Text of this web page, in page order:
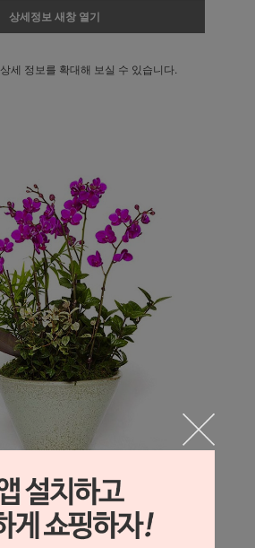
상세정보 새창 열기
상세 정보를 확대해 보실 수 있습니다.